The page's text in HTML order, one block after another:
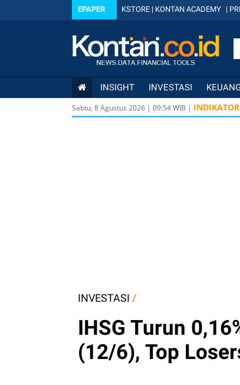
EPAPER KSTORE | KONTAN ACADEMY |
INSIGHT INVESTASI
Sabtu, 8 Agustus 2026 | 09:55WIB |
INVESTASI /
IHSG Turun
(12/6), Top